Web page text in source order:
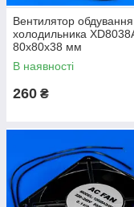
Вентилятор
холодильника
80x80x38 мм
В наявності
260 ₴